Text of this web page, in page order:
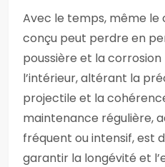
Avec le temps, même le
conçu peut perdre en
poussière et la
l’intérieur, altérant la
projectile et la
maintenance régulière,
fréquent ou intensif, est
garantir la longévité et